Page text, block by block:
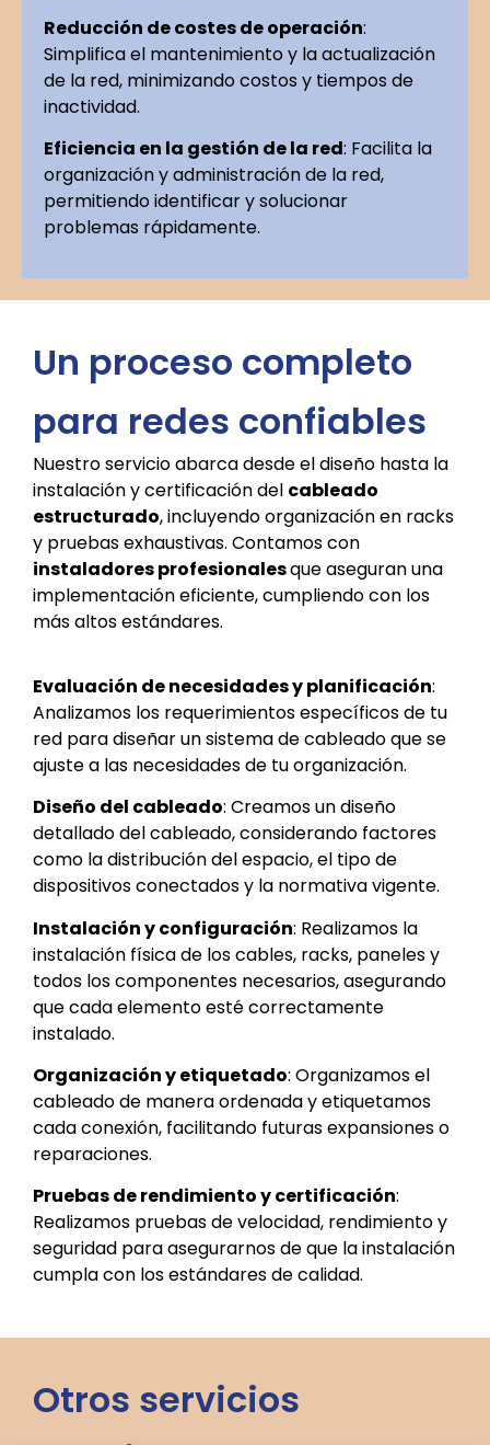
Reducción de costes de operación:
Simplifica el mantenimiento y la actualización
de la red, minimizando costos y tiempos de
inactividad.
Eficiencia en la gestión de la red: Facilita la
organización y administración de la red,
permitiendo identificar y solucionar
problemas rápidamente.
Un proceso completo
para redes confiables
Nuestro servicio abarca desde el diseño hasta la
instalación y certificación del cableado
estructurado, incluyendo organización en racks
y pruebas exhaustivas. Contamos con
instaladores profesionalesque aseguran una
implementación eficiente, cumpliendo con los
más altos estándares.
Evaluación de necesidades y planificación:
Analizamos los requerimientos específicos de tu
red para diseñar un sistema de cableado que se
ajuste a las necesidades de tu organización.
Diseño del cableado: Creamos un diseño
detallado del cableado, considerando factores
como la distribución del espacio, el tipo de
dispositivos conectados y la normativa vigente.
Instalación y configuración: Realizamos la
instalación física de los cables, racks, paneles y
todos los componentes necesarios, asegurando
que cada elemento esté correctamente
instalado.
Organización y etiquetado: Organizamos el
cableado de manera ordenada y etiquetamos
cada conexión, facilitando futuras expansiones o
reparaciones.
Pruebas de rendimiento y certificación:
Realizamos pruebas de velocidad, rendimiento y
seguridad para asegurarnos de que la instalación
cumpla con los estándares de calidad.
Otros servicios